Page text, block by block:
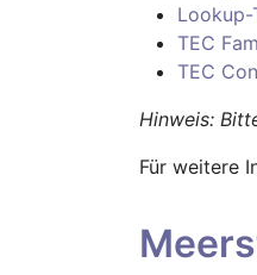
Lookup-
TEC
TEC
Hinweis:
Für weitere